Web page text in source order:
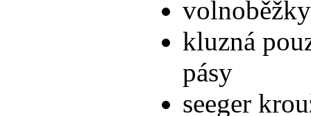
volnoběžky
kluzná
pásy
seeger